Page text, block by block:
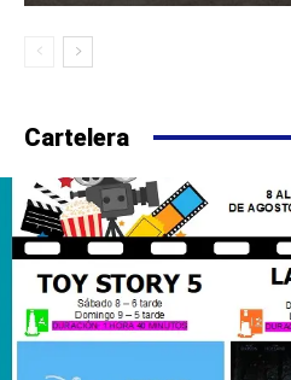
Cartelera